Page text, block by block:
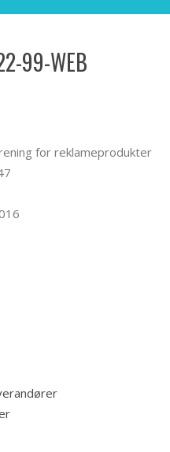
99-WEB
for reklameprodukter